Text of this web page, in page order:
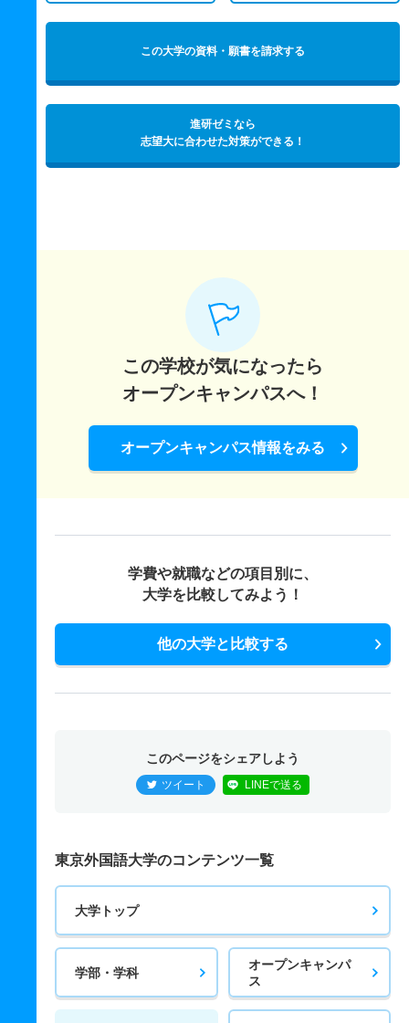
この大学の資料・願書を請求する
進研ゼミなら
志望大に合わせた対策ができる！
この学校が気になったら
オープンキャンパスへ！
オープンキャンパス情報をみる
学費や就職などの項目別に、
大学を比較してみよう！
他の大学と比較する
このページをシェアしよう
ツイート LINEで送る
東京外国語大学のコンテンツ一覧
大学トップ
学部・学科
オープンキャンパ
ス